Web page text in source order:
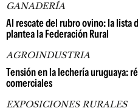
GANADERÍA
Al rescate del rubro ovino: la lista
plantea la Federación Rural
AGROINDUSTRIA
Tensión en la lechería uruguaya:
comerciales
EXPOSICIONES RURALES